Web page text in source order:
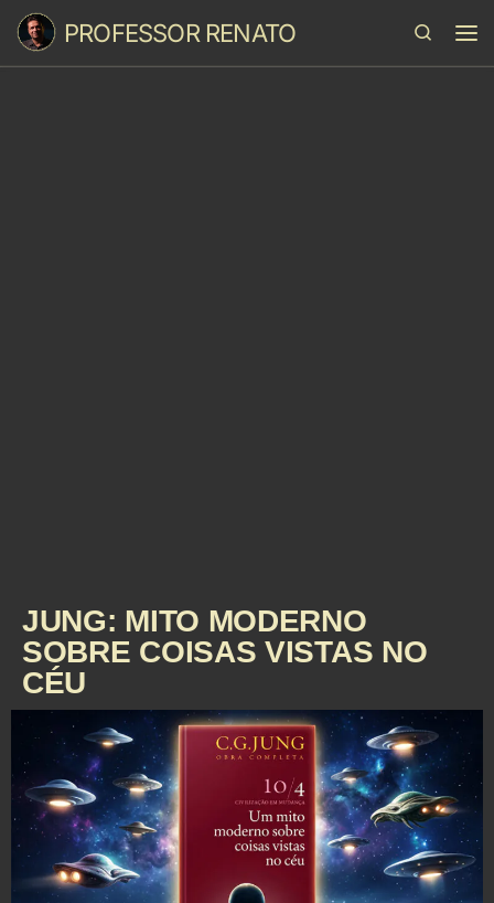
Skip to content
PROFESSOR RENATO Search
JUNG: MITO MODERNO
SOBRE COISAS VISTAS NO
CÉU